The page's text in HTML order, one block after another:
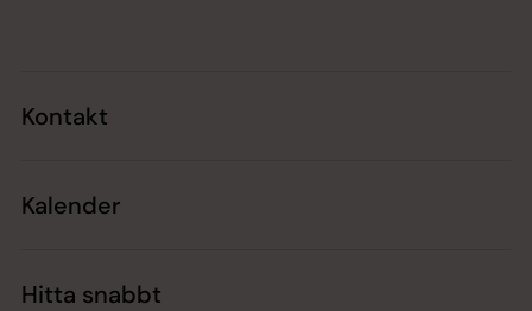
Kontakt
Kalender
Hitta snabbt